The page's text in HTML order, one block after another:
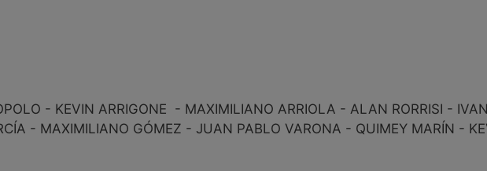
- KEVIN ARRIGONE - MAXIMILIANO ARRIOLA - ALAN RORRISI -
- MAXIMILIANO GÓMEZ - JUAN PABLO VARONA - QUIMEY MARÍN -